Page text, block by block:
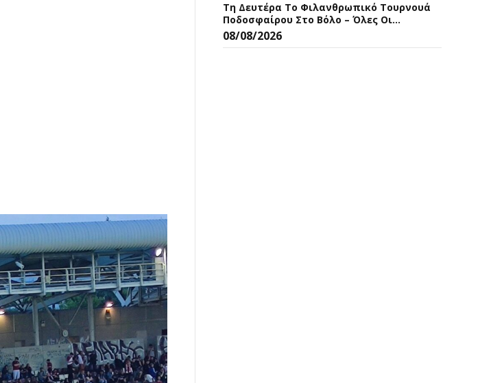
Τη Δευτέρα Το Φιλανθρωπικό Τουρνουά
Ποδοσφαίρου Στο Βόλο – Όλες Οι
Λεπτομέρειες
08/08/2026